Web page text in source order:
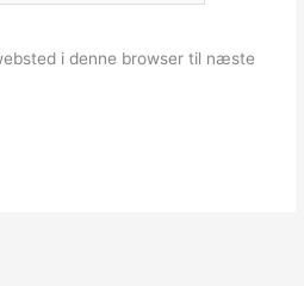
i denne browser til næste